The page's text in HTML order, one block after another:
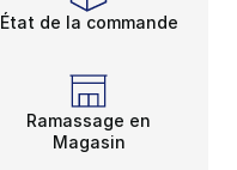
État de la commande
Ramassage en
Magasin